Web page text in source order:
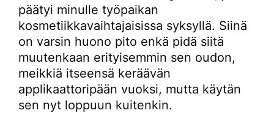
päätyi minulle työpaikan
kosmetiikkavaihtajaisissa syksyllä. Siinä
on varsin huono pito enkä pidä siitä
muutenkaan erityisemmin sen oudon,
meikkiä itseensä keräävän
applikaattoripään vuoksi, mutta käytän
sen nyt loppuun kuitenkin.